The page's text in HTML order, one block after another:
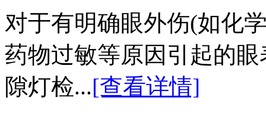
对于有明确眼外伤(如化
药物过敏等原因引起的
隙灯检...[查看详情]